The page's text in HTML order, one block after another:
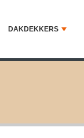
DAKDEKKERS